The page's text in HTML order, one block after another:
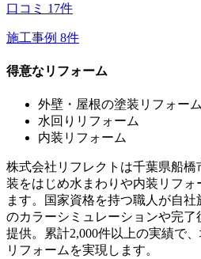
口コミ 17件
施工事例 8件
得意なリフォーム
外壁・屋根の塗装リフォーム
水回りリフォーム
内装リフォーム
株式会社リフレクトは千葉県船
装をはじめ水まわりや内装リフ
ます。国家資格を持つ職人が自
のカラーシミュレーションや完了
提供。累計2,000件以上の実績で
リフォームを実現します。